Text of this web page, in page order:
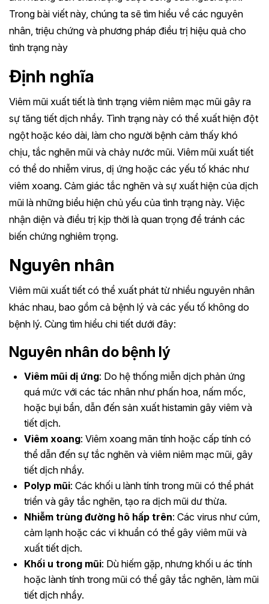
Trong bài viết này, chúng ta sẽ tìm hiểu về các nguyên
nhân, triệu chứng và phương pháp điều trị hiệu quả cho
tình trạng này
Định nghĩa
Viêm mũi xuất tiết là tình trạng viêm niêm mạc mũi gây ra
sự tăng tiết dịch nhầy. Tình trạng này có thể xuất hiện đột
ngột hoặc kéo dài, làm cho người bệnh cảm thấy khó
chịu, tắc nghẽn mũi và chảy nước mũi. Viêm mũi xuất tiết
có thể do nhiễm virus, dị ứng hoặc các yếu tố khác như
viêm xoang. Cảm giác tắc nghẽn và sự xuất hiện của dịch
mũi là những biểu hiện chủ yếu của tình trạng này. Việc
nhận diện và điều trị kịp thời là quan trọng để tránh các
biến chứng nghiêm trọng.
Nguyên nhân
Viêm mũi xuất tiết có thể xuất phát từ nhiều nguyên nhân
khác nhau, bao gồm cả bệnh lý và các yếu tố không do
bệnh lý. Cùng tìm hiểu chi tiết dưới đây:
Nguyên nhân do bệnh lý
Viêm mũi dị ứng: Do hệ thống miễn dịch phản ứng
quá mức với các tác nhân như phấn hoa, nấm mốc,
hoặc bụi bẩn, dẫn đến sản xuất histamin gây viêm và
tiết dịch.
Viêm xoang: Viêm xoang mãn tính hoặc cấp tính có
thể dẫn đến sự tắc nghẽn và viêm niêm mạc mũi, gây
tiết dịch nhầy.
Polyp mũi: Các khối u lành tính trong mũi có thể phát
triển và gây tắc nghẽn, tạo ra dịch mũi dư thừa.
Nhiễm trùng đường hô hấp trên: Các virus như cúm,
cảm lạnh hoặc các vi khuẩn có thể gây viêm mũi và
xuất tiết dịch.
Khối u trong mũi: Dù hiếm gặp, nhưng khối u ác tính
hoặc lành tính trong mũi có thể gây tắc nghẽn, làm mũi
tiết dịch nhầy.